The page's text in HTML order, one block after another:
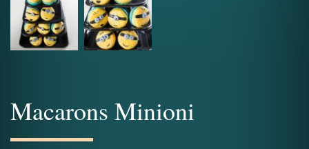
Macarons Minioni